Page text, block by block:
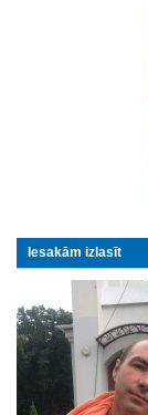
Iesakām izlasīt